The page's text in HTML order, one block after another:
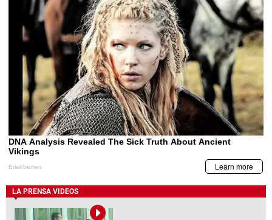
LA PRENSA VIDEOS